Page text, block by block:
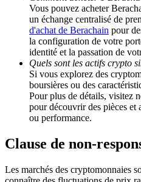
Exclusive for BitMart Users
Register & Trade to Win
Precious Metals Trading
Trade Gold & Silver ·
Vous pouvez acheter
un échange centralisé de
d'achat de Berachain pour
la configuration de votre
identité et la passation de
Quels sont les actifs crypto
Si vous explorez des
boursières ou des
Pour plus de détails, visitez
pour découvrir des pièces et
ou performance.
Clause de non-
Les marchés des cryptomonnaies